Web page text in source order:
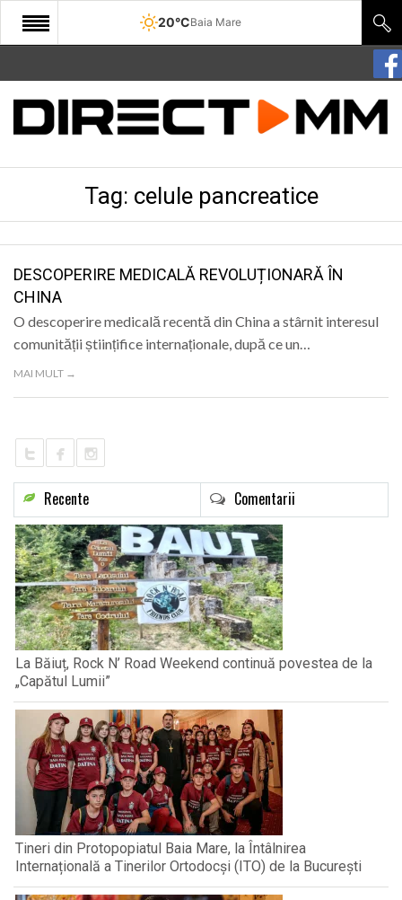
20°CBaia Mare
START
COMUNITATE
CULTURA
SANATATE
SPORT
SPECIAL
POLITIC
Tag: celule pancreatice
DESCOPERIRE MEDICALĂ REVOLUȚIONARĂ ÎN
CHINA
O descoperire medicală recentă din China a stârnit interesul
comunității științifice internaționale, după ce un…
MAI MULT →
Recente Comentarii
La Băiuț, Rock N’ Road Weekend continuă povestea de la
„Capătul Lumii”
Tineri din Protopopiatul Baia Mare, la Întâlnirea
Internațională a Tinerilor Ortodocși (ITO) de la București